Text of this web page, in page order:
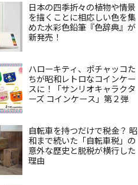
日本の四季折々の植物や情景
を描くことに相応しい色を集
めた水彩色鉛筆『色辞典』が
新発売！
ハローキティ、ポチャッコた
ちが昭和レトロなコインケー
スに！「サンリオキャラクタ
ーズ コインケース」第２弾
自転車を持つだけで税金？ 昭
和まで続いた「自転車税」の
意外な歴史と脱税が横行した
理由